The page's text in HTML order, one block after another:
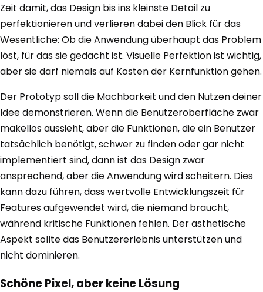
Zeit damit, das Design bis ins kleinste Detail zu
perfektionieren und verlieren dabei den Blick für das
Wesentliche: Ob die Anwendung überhaupt das Problem
löst, für das sie gedacht ist. Visuelle Perfektion ist wichtig,
aber sie darf niemals auf Kosten der Kernfunktion gehen.
Der Prototyp soll die Machbarkeit und den Nutzen deiner
Idee demonstrieren. Wenn die Benutzeroberfläche zwar
makellos aussieht, aber die Funktionen, die ein Benutzer
tatsächlich benötigt, schwer zu finden oder gar nicht
implementiert sind, dann ist das Design zwar
ansprechend, aber die Anwendung wird scheitern. Dies
kann dazu führen, dass wertvolle Entwicklungszeit für
Features aufgewendet wird, die niemand braucht,
während kritische Funktionen fehlen. Der ästhetische
Aspekt sollte das Benutzererlebnis unterstützen und
nicht dominieren.
Schöne Pixel, aber keine Lösung